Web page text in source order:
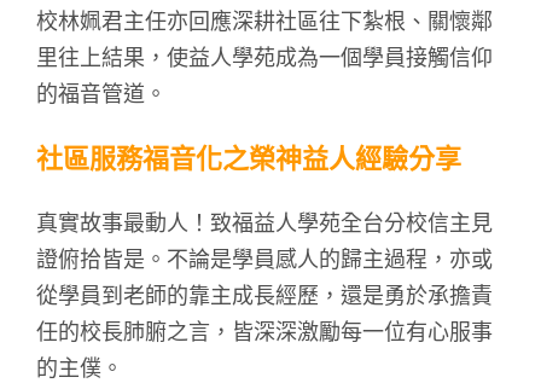
校林姵君主任亦回應深耕社區往下紮根、關懷鄰
里往上結果，使益人學苑成為一個學員接觸信仰
的福音管道。
社區服務福音化之榮神益人經驗分享
真實故事最動人！致福益人學苑全台分校信主見
證俯拾皆是。不論是學員感人的歸主過程，亦或
從學員到老師的靠主成長經歷，還是勇於承擔責
任的校長肺腑之言，皆深深激勵每一位有心服事
的主僕。